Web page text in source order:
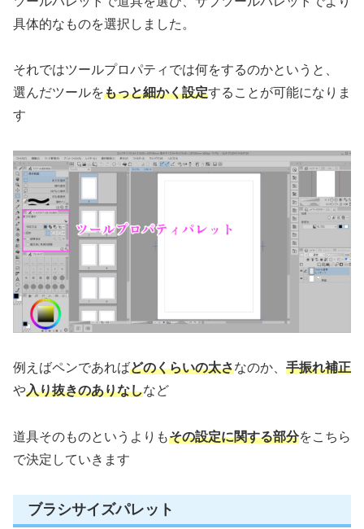
具体的なものを選択しました。
それではツールプロパティでは何をするのかというと、
選んだツールをもっと細かく設定することが可能になりま
す
例えばペンであればどのくらいの太さなのか、 手振れ補正
や入り抜きのありなしなど
道具そのものというよりもその設定に関する部分をこちら
で決定していきます
ブラシサイズパレット